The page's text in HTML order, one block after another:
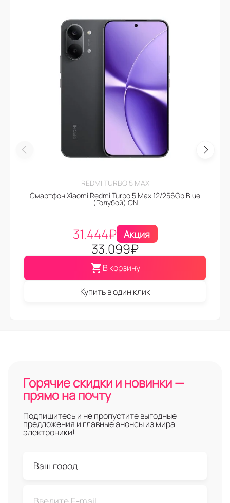
REDMI TURBO 5 MAX
Смартфон Xiaomi Redmi Turbo 5 Max 12/256Gb Blue
(Голубой) CN
31.444₽ Акция
33.099₽
В корзину
Купить в один клик
Горячие скидки и новинки —
прямо на почту
Подпишитесь и не пропустите выгодные
предложения и главные анонсы из мира
электроники!